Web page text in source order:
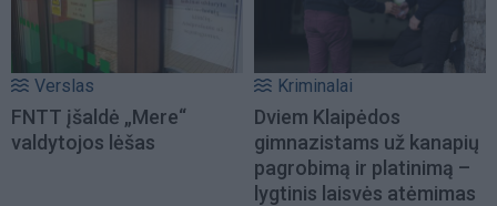
Verslas
FNTT įšaldė „Mere“
valdytojos lėšas
Kriminalai
Dviem Klaipėdos
gimnazistams už kanapių
pagrobimą ir platinimą –
lygtinis laisvės atėmimas